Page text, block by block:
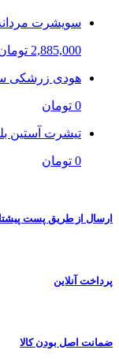
سویشرت
2,885,000 تومان
هودی زرشکی
0 تومان
تیشرت آستین
0 تومان
ارسال از طریق پست
پرداخت آنلاین
ضمانت اصل بودن کالا